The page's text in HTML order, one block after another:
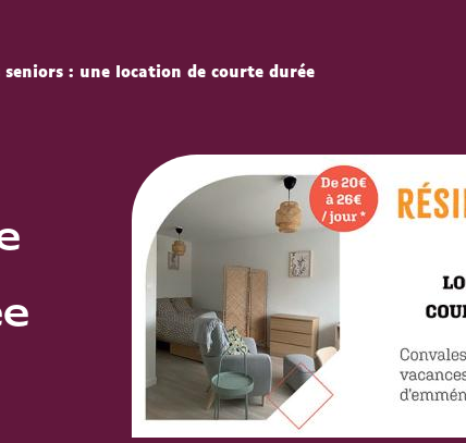
seniors : une location de courte durée